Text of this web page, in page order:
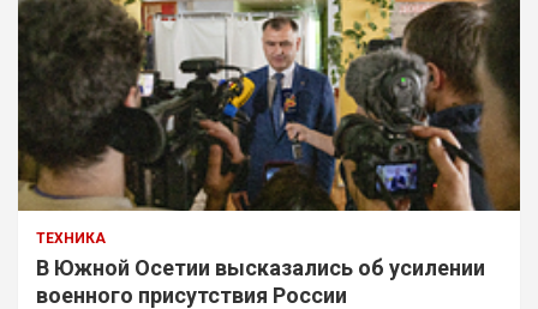
ТЕХНИКА
В Южной Осетии высказались об усилении
военного присутствия России